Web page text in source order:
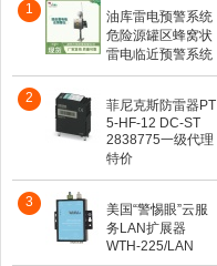
1
油库雷电预警系统
危险源罐区蜂窝状
雷电临近预警系统
2
菲尼克斯防雷器PT
5-HF-12 DC-ST
2838775一级代理
特价
3
美国“警惕眼”云服
务LAN扩展器
WTH-225/LAN